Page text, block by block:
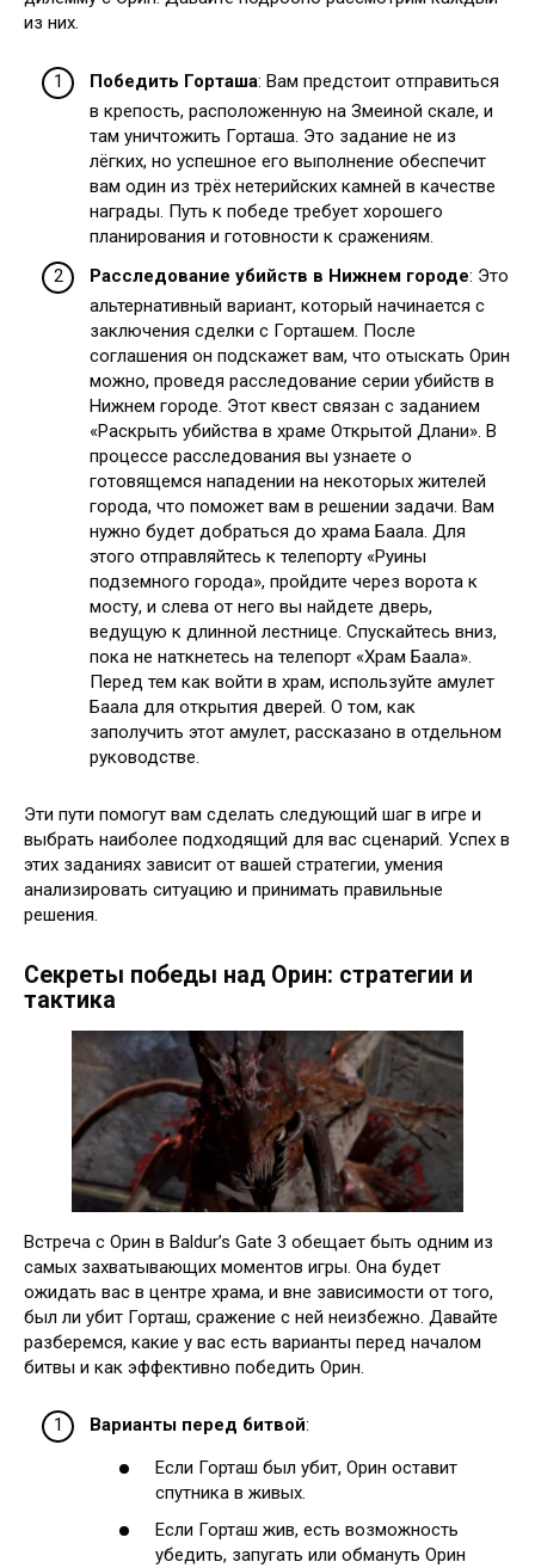
из них.
Победить Горташа: Вам предстоит отправиться
в крепость, расположенную на Змеиной скале, и
там уничтожить Горташа. Это задание не из
лёгких, но успешное его выполнение обеспечит
вам один из трёх нетерийских камней в качестве
награды. Путь к победе требует хорошего
планирования и готовности к сражениям.
Расследование убийств в Нижнем городе: Это
альтернативный вариант, который начинается с
заключения сделки с Горташем. После
соглашения он подскажет вам, что отыскать Орин
можно, проведя расследование серии убийств в
Нижнем городе. Этот квест связан с заданием
«Раскрыть убийства в храме Открытой Длани». В
процессе расследования вы узнаете о
готовящемся нападении на некоторых жителей
города, что поможет вам в решении задачи. Вам
нужно будет добраться до храма Баала. Для
этого отправляйтесь к телепорту «Руины
подземного города», пройдите через ворота к
мосту, и слева от него вы найдете дверь,
ведущую к длинной лестнице. Спускайтесь вниз,
пока не наткнетесь на телепорт «Храм Баала».
Перед тем как войти в храм, используйте амулет
Баала для открытия дверей. О том, как
заполучить этот амулет, рассказано в отдельном
руководстве.
Эти пути помогут вам сделать следующий шаг в игре и
выбрать наиболее подходящий для вас сценарий. Успех в
этих заданиях зависит от вашей стратегии, умения
анализировать ситуацию и принимать правильные
решения.
Секреты победы над Орин: стратегии и
тактика
Встреча с Орин в Baldur’s Gate 3 обещает быть одним из
самых захватывающих моментов игры. Она будет
ожидать вас в центре храма, и вне зависимости от того,
был ли убит Горташ, сражение с ней неизбежно. Давайте
разберемся, какие у вас есть варианты перед началом
битвы и как эффективно победить Орин.
Варианты перед битвой:
Если Горташ был убит, Орин оставит
спутника в живых.
Если Горташ жив, есть возможность
убедить, запугать или обмануть Орин